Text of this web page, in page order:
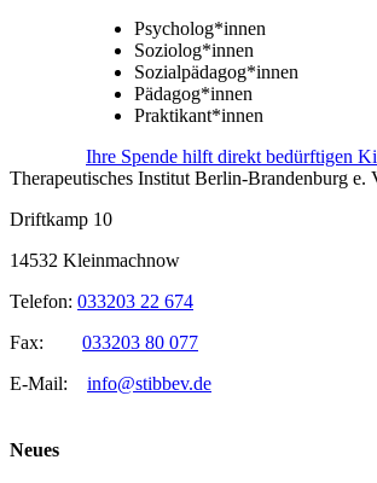
Psycholog*innen
Soziolog*innen
Sozialpädagog*innen
Pädagog*innen
Praktikant*innen
Ihre Spende hilft direkt bedürftigen
Therapeutisches Institut Berlin-Brandenburg e.
Driftkamp 10
14532 Kleinmachnow
Telefon: 033203 22 674
Fax: 033203 80 077
E-Mail: info@stibbev.de
Neues